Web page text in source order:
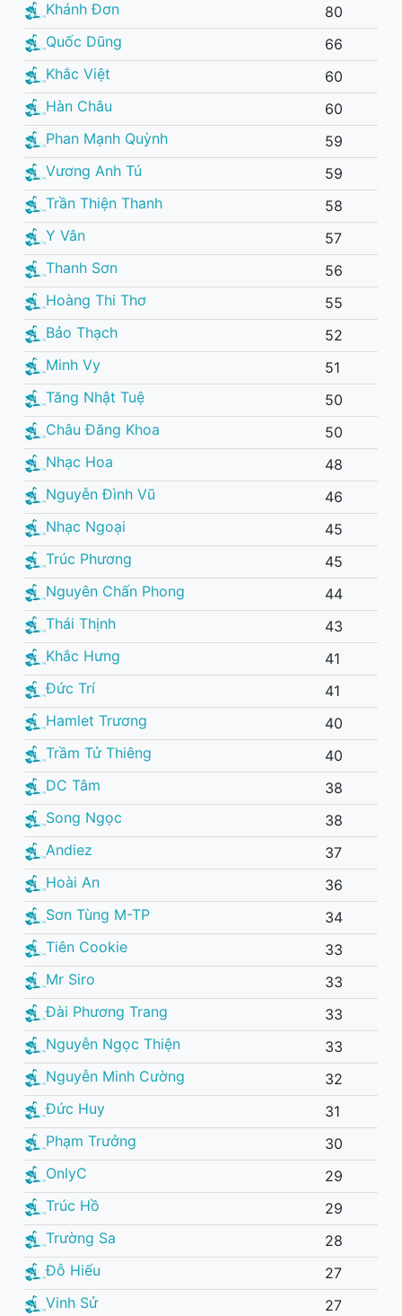
Khánh Đơn
80
Quốc Dũng
66
Khắc Việt
60
Hàn Châu
60
Phan Mạnh Quỳnh
59
Vương Anh Tú
59
Trần Thiện Thanh
58
Y Vân
57
Thanh Sơn
56
Hoàng Thi Thơ
55
Bảo Thạch
52
Minh Vy
51
Tăng Nhật Tuệ
50
Châu Đăng Khoa
50
Nhạc Hoa
48
Nguyễn Đình Vũ
46
Nhạc Ngoại
45
Trúc Phương
45
Nguyên Chấn Phong
44
Thái Thịnh
43
Khắc Hưng
41
Đức Trí
41
Hamlet Trương
40
Trầm Tử Thiêng
40
DC Tâm
38
Song Ngọc
38
Andiez
37
Hoài An
36
Sơn Tùng M-TP
34
Tiên Cookie
33
Mr Siro
33
Đài Phương Trang
33
Nguyễn Ngọc Thiện
33
Nguyễn Minh Cường
32
Đức Huy
31
Phạm Trưởng
30
OnlyC
29
Trúc Hồ
29
Trường Sa
28
Đỗ Hiếu
27
Vinh Sử
27